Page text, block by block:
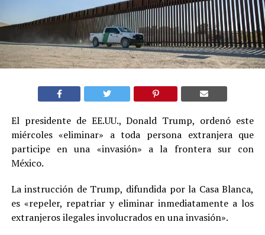
El presidente de EE.UU., Donald Trump, ordenó este
miércoles «eliminar» a toda persona extranjera que
participe en una «invasión» a la frontera sur con
México.
La instrucción de Trump, difundida por la Casa Blanca,
es «repeler, repatriar y eliminar inmediatamente a los
extranjeros ilegales involucrados en una invasión».